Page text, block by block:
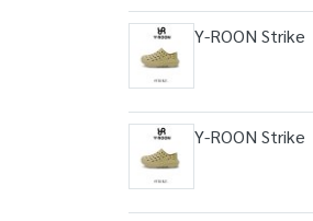
Y-ROON Strike
Y-ROON Strike